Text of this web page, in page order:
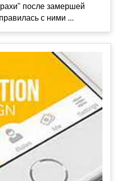
после замершей
с ними ...